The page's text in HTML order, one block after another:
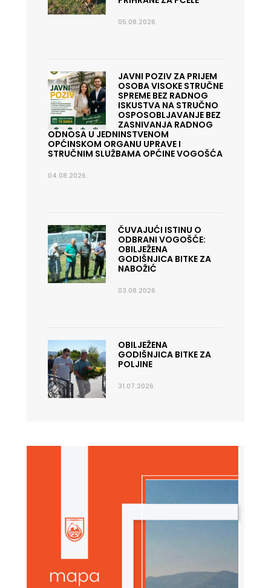
05.08.2026.
JAVNI POZIV ZA PRIJEM
OSOBA VISOKE STRUČNE
SPREME BEZ RADNOG
ISKUSTVA NA STRUČNO
OSPOSOBLJAVANJE BEZ
ZASNIVANJA RADNOG
ODNOSA U JEDNINSTVENOM
OPĆINSKOM ORGANU UPRAVE I
STRUČNIM SLUŽBAMA OPĆINE VOGOŠĆA
04.08.2026.
ČUVAJUĆI ISTINU O
ODBRANI VOGOŠĆE:
OBILJEŽENA
GODIŠNJICA BITKE ZA
NABOŽIĆ
03.08.2026.
OBILJEŽENA
GODIŠNJICA BITKE ZA
POLJINE
31.07.2026.